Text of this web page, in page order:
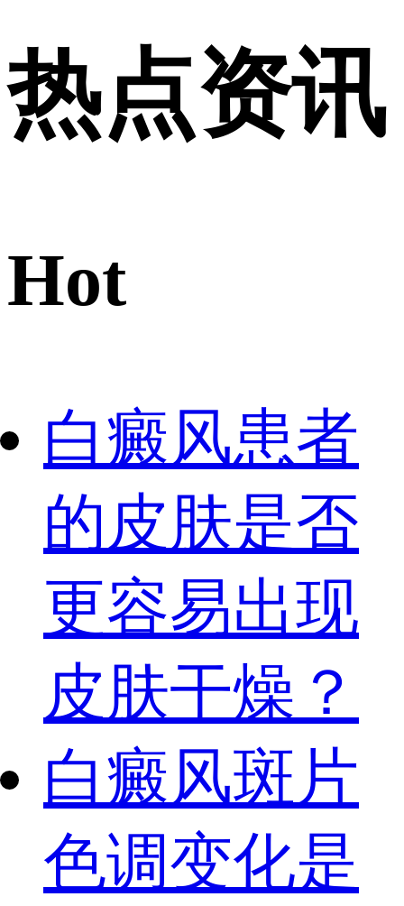
热点资讯
Hot
白癜风患者
的皮肤是否
更容易出现
皮肤干燥？
白癜风斑片
色调变化是